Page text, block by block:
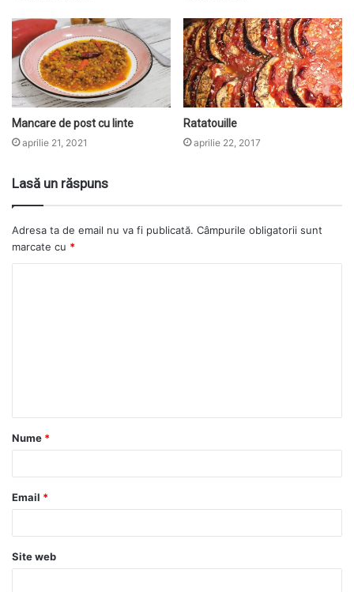
Mancare de post cu linte
aprilie 21, 2021
Ratatouille
aprilie 22, 2017
Lasă un răspuns
Adresa ta de email nu va fi publicată. Câmpurile obligatorii sunt
marcate cu *
Nume *
Email *
Site web